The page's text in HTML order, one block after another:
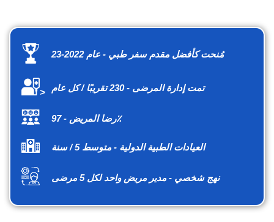
مُنحت كأفضل مقدم سفر طبي - عام 2022-23
> تمت إدارة المرضى - 230 تقريبًا / كل عام
رضا المريض - 97٪
العيادات الطبية الدولية - متوسط 5 / سنة
نهج شخصي - مدير مريض واحد لكل 5 مرضى